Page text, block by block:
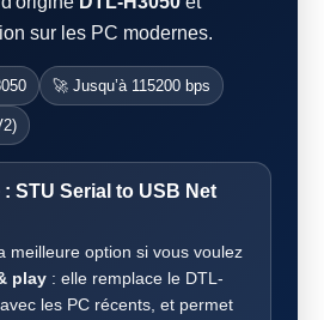
sur les PC modernes.
🚀 Jusqu’à 115200 bps
: STU Serial to USB Net
meilleure option si vous voulez
play : elle remplace le DTL-
les PC récents, et permet